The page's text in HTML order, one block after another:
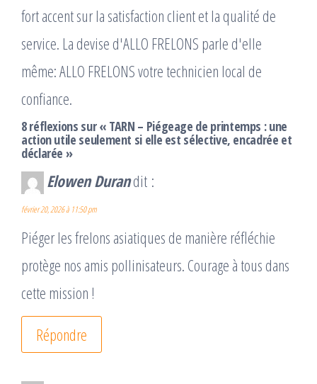
fort accent sur la satisfaction client et la qualité de
service. La devise d'ALLO FRELONS parle d'elle
même: ALLO FRELONS votre technicien local de
confiance.
8 réflexions sur « TARN – Piégeage de printemps : une
action utile seulement si elle est sélective, encadrée et
déclarée »
Elowen Durandit :
février 20, 2026 à 11:50 pm
Piéger les frelons asiatiques de manière réfléchie
protège nos amis pollinisateurs. Courage à tous dans
cette mission !
Répondre